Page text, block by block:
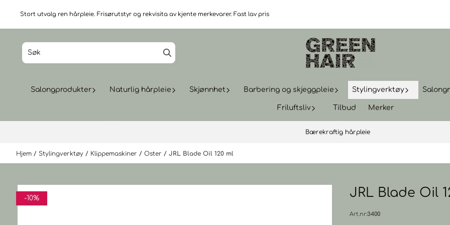
Hopp til innhold
Stort utvalg ren hårpleie. Frisørutstyr og rekvisita av kjente merkevarer. Fast lav pris
Salongprodukter Naturlig hårpleie Skjønnhet Barbering og skjeggpleie Stylingverktøy
Friluftsliv Tilbud Merker
Bærekraftig hårpleie
Hjem / Stylingverktøy / Klippemaskiner / Oster / JRL Blade Oil 120 ml
-10% JRL Blade Oil
Art.nr:3400